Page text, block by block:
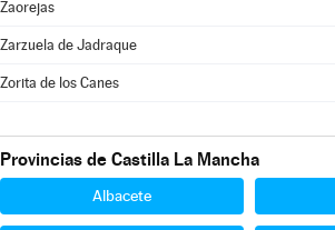
Zaorejas
Zarzuela de Jadraque
Zorita de los Canes
Provincias de Castilla La Mancha
Albacete